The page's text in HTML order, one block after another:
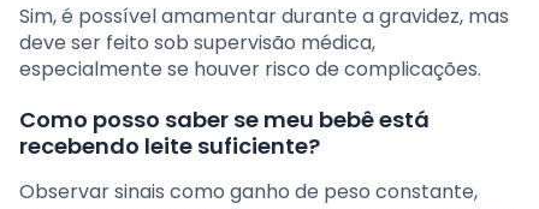
Sim, é possível amamentar durante a gravidez, mas
deve ser feito sob supervisão médica,
especialmente se houver risco de complicações.
Como posso saber se meu bebê está
recebendo leite suficiente?
Observar sinais como ganho de peso constante,